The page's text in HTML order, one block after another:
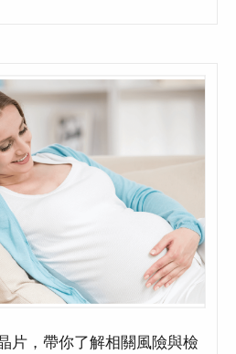
片，帶你了解相關風險與檢